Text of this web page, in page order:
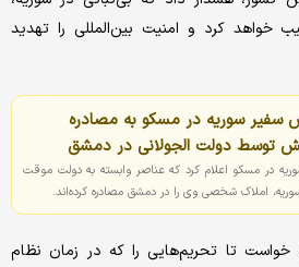
خواهد کرد و امنیت بین‌المللی را تهدید
سفیر سوریه در مسکو به مصادره
توسط دولت الجولانی در دمشق
در مسکو اعلام کرد که عناصر وابسته به دولت موقت
املاک شخصی‌ وی را در دمشق مصادره‌ کرده‌اند.
خواست تا تحریم‌هایی را که در زمان نظام